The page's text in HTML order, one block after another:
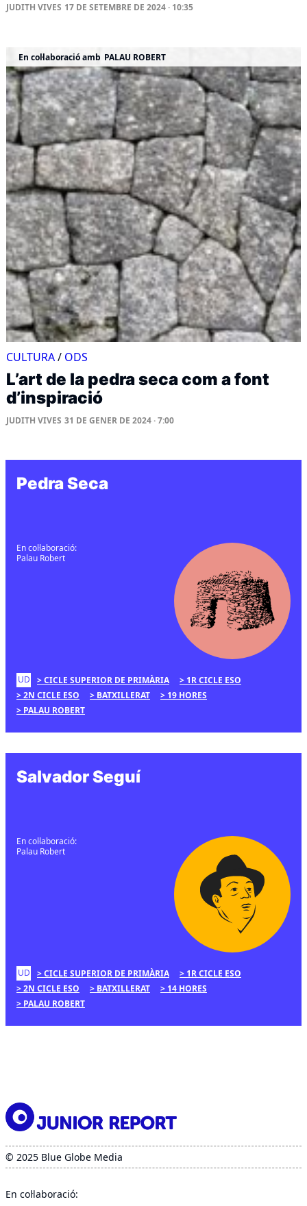
JUDITH VIVES 17 DE SETEMBRE DE 2024 · 10:35
En col·laboració amb PALAU ROBERT
CULTURA/ ODS
L’art de la pedra seca com a font
d’inspiració
JUDITH VIVES 31 DE GENER DE 2024 · 7:00
Pedra Seca
En col·laboració:
Palau Robert
UD CICLE SUPERIOR DE PRIMÀRIA
1R CICLE ESO
2N CICLE ESO
BATXILLERAT
19 HORES
PALAU ROBERT
Salvador Seguí
En col·laboració:
Palau Robert
UD CICLE SUPERIOR DE PRIMÀRIA
1R CICLE ESO
2N CICLE ESO
BATXILLERAT
14 HORES
PALAU ROBERT
© 2025 Blue Globe Media
En col·laboració: